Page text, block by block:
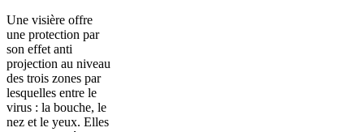
Une visière offre
une protection par
son effet anti
projection au niveau
des trois zones par
lesquelles entre le
virus : la bouche, le
nez et le yeux. Elles